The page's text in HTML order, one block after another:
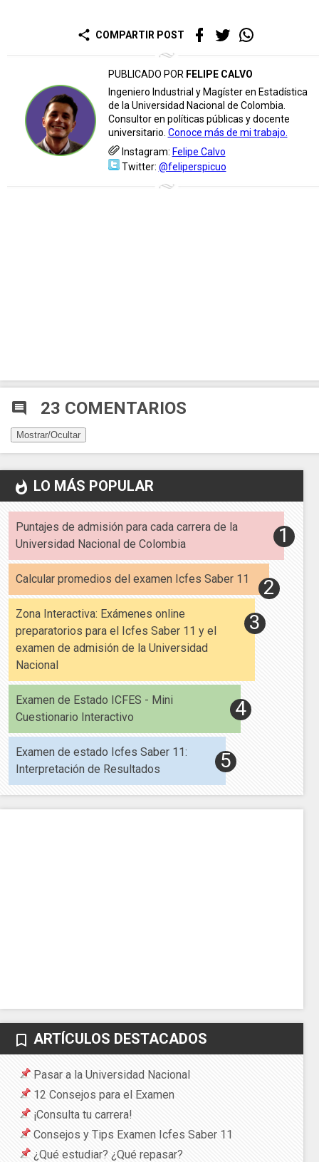
share COMPARTIR POST
PUBLICADO POR FELIPE CALVO
Ingeniero Industrial y Magíster en Estadística
de la Universidad Nacional de Colombia.
Consultor en políticas públicas y docente
universitario. Conoce más de mi trabajo.
Instagram: Felipe Calvo
Twitter: @feliperspicuo
comment 23 COMENTARIOS
Mostrar/Ocultar
whatshot LO MÁS POPULAR
Puntajes de admisión para cada carrera de la
Universidad Nacional de Colombia
Calcular promedios del examen Icfes Saber 11
Zona Interactiva: Exámenes online
preparatorios para el Icfes Saber 11 y el
examen de admisión de la Universidad
Nacional
Examen de Estado ICFES - Mini
Cuestionario Interactivo
Examen de estado Icfes Saber 11:
Interpretación de Resultados
bookmark_border ARTÍCULOS DESTACADOS
Pasar a la Universidad Nacional
12 Consejos para el Examen
¡Consulta tu carrera!
Consejos y Tips Examen Icfes Saber 11
¿Qué estudiar? ¿Qué repasar?